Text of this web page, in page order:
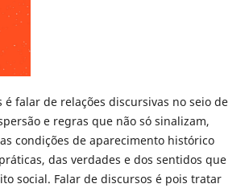
é falar de relações discursivas no seio de
e regras que não só sinalizam,
condições de aparecimento histórico
das verdades e dos sentidos que
social. Falar de discursos é pois tratar